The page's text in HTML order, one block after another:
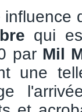
influence
qui
par Mil
une